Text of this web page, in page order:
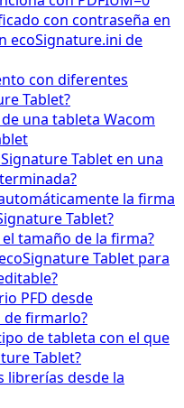
con contraseña en
ecoSignature.ini de
con diferentes
Tablet?
una tableta Wacom
Tablet en una
la firma
Tablet?
tamaño de la firma?
Tablet para
PFD desde
de firmarlo?
de tableta con el que
Tablet?
librerías desde la